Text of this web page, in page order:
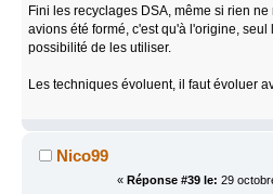
Fini les recyclages DSA, même si rien
avions été formé, c'est qu'à l'origine,
possibilité de les utiliser.
Les techniques évoluent, il faut évoluer
Nico99
« Réponse #39 le: 29